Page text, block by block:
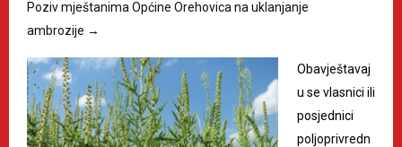
Poziv mještanima Općine Orehovica na uklanjanje
ambrozije →
Obavještavaj
u se vlasnici ili
posjednici
poljoprivredn